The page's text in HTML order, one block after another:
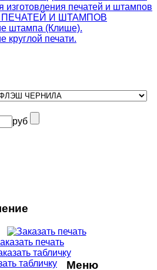
изготовления печатей и штампов
ПЕЧАТЕЙ И ШТАМПОВ
штампа (Клише).
круглой печати.
руб
печать
табличку Меню